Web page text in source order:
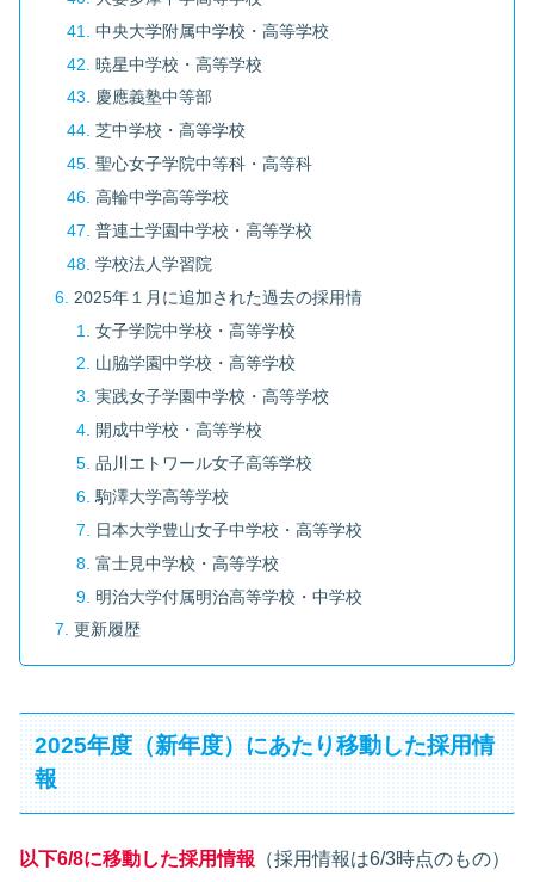
中央大学附属中学校・高等学校
暁星中学校・高等学校
慶應義塾中等部
芝中学校・高等学校
聖心女子学院中等科・高等科
高輪中学高等学校
普連土学園中学校・高等学校
学校法人学習院
2025年１月に追加された過去の採用情
女子学院中学校・高等学校
山脇学園中学校・高等学校
実践女子学園中学校・高等学校
開成中学校・高等学校
品川エトワール女子高等学校
駒澤大学高等学校
日本大学豊山女子中学校・高等学校
富士見中学校・高等学校
明治大学付属明治高等学校・中学校
更新履歴
2025年度（新年度）にあたり移動した採用情
報
以下6/8に移動した採用情報 （採用情報は6/3時点のもの）